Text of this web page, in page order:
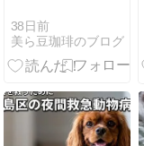
38日前
美ら豆珈琲のブログ